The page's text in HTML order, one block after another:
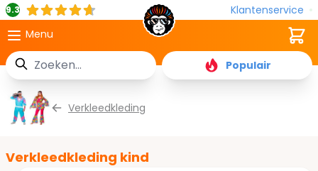
9.3
Klantenservice
Menu
Zoek
Populair
Cart
Verkleedkleding
Verkleedkleding kind